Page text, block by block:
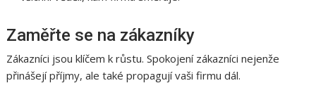
Zaměřte se na zákazníky
Zákazníci jsou klíčem k růstu. Spokojení zákazníci nejenže
přinášejí příjmy, ale také propagují vaši firmu dál.